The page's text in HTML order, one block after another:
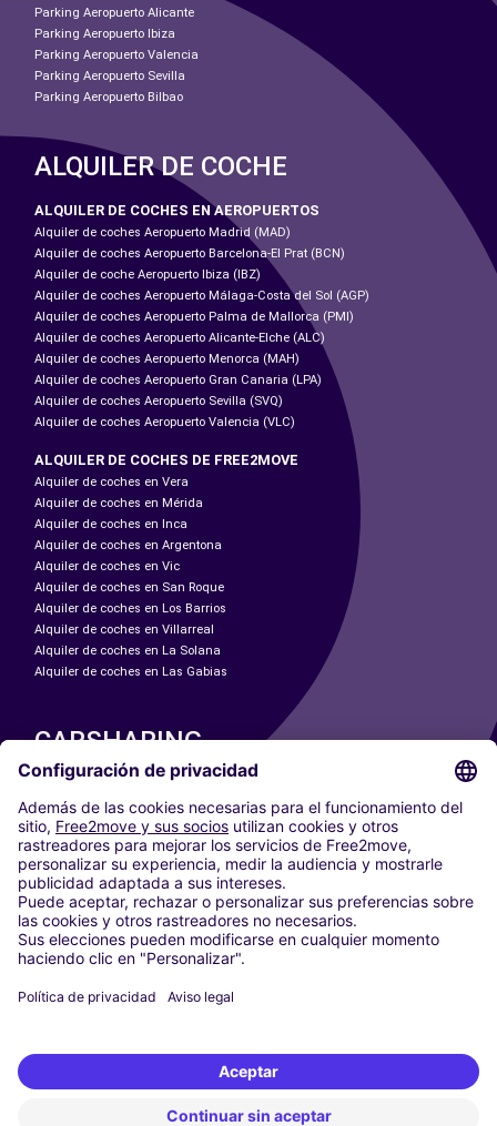
Parking Aeropuerto Alicante
Parking Aeropuerto Ibiza
Parking Aeropuerto Valencia
Parking Aeropuerto Sevilla
Parking Aeropuerto Bilbao
ALQUILER DE COCHE
ALQUILER DE COCHES EN AEROPUERTOS
Alquiler de coches Aeropuerto Madrid (MAD)
Alquiler de coches Aeropuerto Barcelona-El Prat (BCN)
Alquiler de coche Aeropuerto Ibiza (IBZ)
Alquiler de coches Aeropuerto Málaga-Costa del Sol (AGP)
Alquiler de coches Aeropuerto Palma de Mallorca (PMI)
Alquiler de coches Aeropuerto Alicante-Elche (ALC)
Alquiler de coches Aeropuerto Menorca (MAH)
Alquiler de coches Aeropuerto Gran Canaria (LPA)
Alquiler de coches Aeropuerto Sevilla (SVQ)
Alquiler de coches Aeropuerto Valencia (VLC)
ALQUILER DE COCHES DE FREE2MOVE
Alquiler de coches en Vera
Alquiler de coches en Mérida
Alquiler de coches en Inca
Alquiler de coches en Argentona
Alquiler de coches en Vic
Alquiler de coches en San Roque
Alquiler de coches en Los Barrios
Alquiler de coches en Villarreal
Alquiler de coches en La Solana
Alquiler de coches en Las Gabias
CARSHARING
NUESTRAS CIUDADES
Paris
Madrid
Washington DC
Milán
Roma
Turín
Viena
Berlín
Düsseldorf